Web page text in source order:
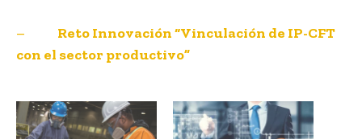
– Reto Innovación “Vinculación de IP-CFT
con el sector productivo”